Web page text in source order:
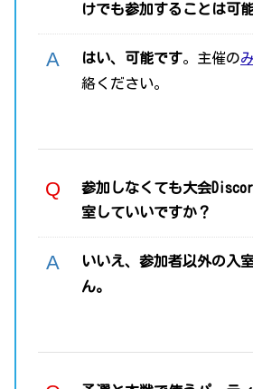
けでも参加することは可
はい、可能です。主催の
絡ください。
参加しなくても大会
室していいですか？
いいえ、参加者以外の入
ん。